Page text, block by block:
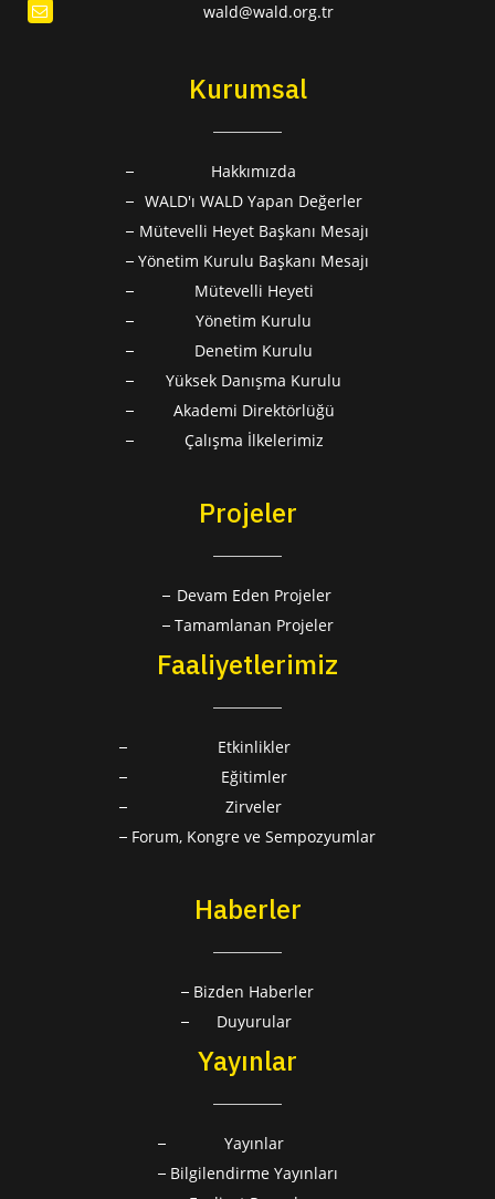
wald@wald.org.tr
Kurumsal
Hakkımızda
WALD'ı WALD Yapan Değerler
Mütevelli Heyet Başkanı Mesajı
Yönetim Kurulu Başkanı Mesajı
Mütevelli Heyeti
Yönetim Kurulu
Denetim Kurulu
Yüksek Danışma Kurulu
Akademi Direktörlüğü
Çalışma İlkelerimiz
Projeler
Devam Eden Projeler
Tamamlanan Projeler
Faaliyetlerimiz
Etkinlikler
Eğitimler
Zirveler
Forum, Kongre ve Sempozyumlar
Haberler
Bizden Haberler
Duyurular
Yayınlar
Yayınlar
Bilgilendirme Yayınları